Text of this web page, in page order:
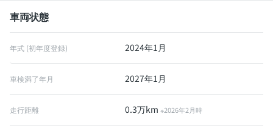
車両状態
年式 (初年度登録) 2024年1月
車検満了年月 2027年1月
走行距離 0.3万km※2026年2月時